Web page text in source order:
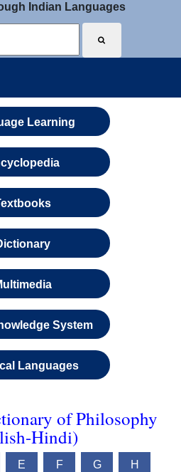
Indian Languages
Learning
System
Languages
of Philosophy
Hindi)
E F G H